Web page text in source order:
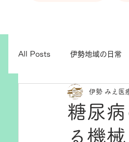
All Posts 伊勢地域の日常
糖尿
る機
伊勢 みえ医